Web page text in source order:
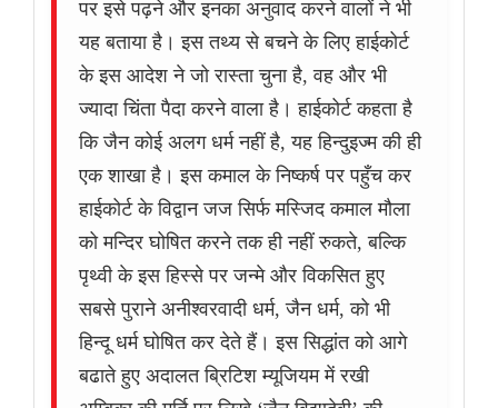
पर इसे पढ़ने और इनका अनुवाद करने वालों ने भी
यह बताया है। इस तथ्य से बचने के लिए हाईकोर्ट
के इस आदेश ने जो रास्ता चुना है, वह और भी
ज्यादा चिंता पैदा करने वाला है। हाईकोर्ट कहता है
कि जैन कोई अलग धर्म नहीं है, यह हिन्दुइज्म की ही
एक शाखा है। इस कमाल के निष्कर्ष पर पहुँच कर
हाईकोर्ट के विद्वान जज सिर्फ मस्जिद कमाल मौला
को मन्दिर घोषित करने तक ही नहीं रुकते, बल्कि
पृथ्वी के इस हिस्से पर जन्मे और विकसित हुए
सबसे पुराने अनीश्वरवादी धर्म, जैन धर्म, को भी
हिन्दू धर्म घोषित कर देते हैं। इस सिद्धांत को आगे
बढाते हुए अदालत ब्रिटिश म्यूजियम में रखी